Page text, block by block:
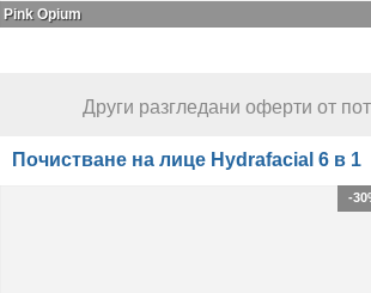
Pink Opium
Други разгледани оферти от
Почистване на лице Hydrafacial 6 в 1
-